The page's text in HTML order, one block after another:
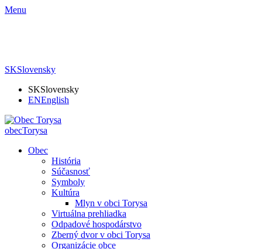
Menu
SKSlovensky
SKSlovensky
ENEnglish
obecTorysa
Obec
História
Súčasnosť
Symboly
Kultúra
Mlyn v obci Torysa
Virtuálna prehliadka
Odpadové hospodárstvo
Zberný dvor v obci Torysa
Organizácie obce